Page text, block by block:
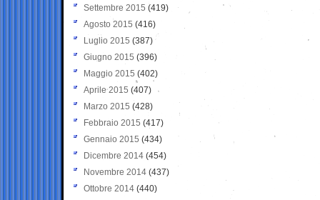
Settembre 2015 (419)
Agosto 2015 (416)
Luglio 2015 (387)
Giugno 2015 (396)
Maggio 2015 (402)
Aprile 2015 (407)
Marzo 2015 (428)
Febbraio 2015 (417)
Gennaio 2015 (434)
Dicembre 2014 (454)
Novembre 2014 (437)
Ottobre 2014 (440)